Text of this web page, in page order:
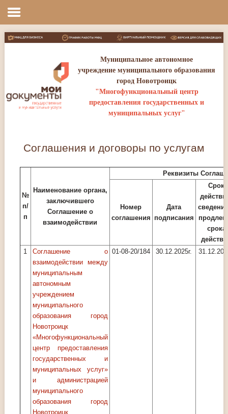
Соглашения и договоры по услугам
Муниципальное автономное
учреждение муниципального образования
город Новотроицк
"Многофункциональный центр
предоставления государственных и
муниципальных услуг"
Соглашения и договоры по услугам
№
п/
п
Наименование органа,
заключившего
Соглашение о
взаимодействии
Реквизиты
Номер
соглашения
Дата
подписания
Срок
срока
1
Соглашение о
взаимодействии между
муниципальным
автономным
учреждением
муниципального
образования город
Новотроицк
«Многофункциональный
центр предоставления
государственных и
муниципальных услуг»
и администрацией
муниципального
образования город
Новотроицк
01-08-20/184 30.12.2025г.